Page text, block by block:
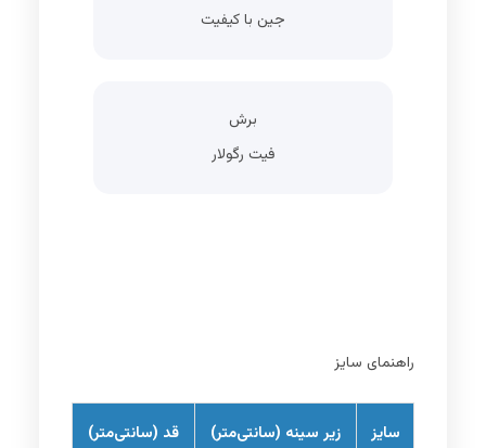
جین با کیفیت
برش
فیت رگولار
راهنمای سایز
سایز زیر سینه (سانتی‌متر) قد (سانتی‌متر)